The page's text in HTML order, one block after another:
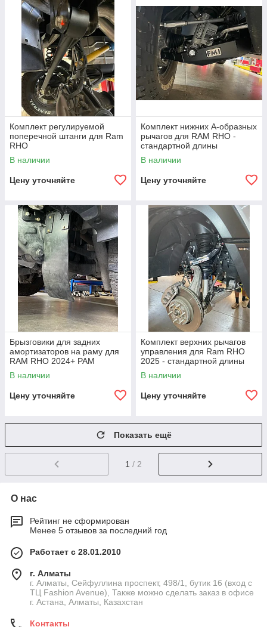
Комплект регулируемой
поперечной штанги для Ram
RHO
В наличии
Цену уточняйте
Комплект нижних А-образных
рычагов для RAM RHO -
стандартной длины
В наличии
Цену уточняйте
Брызговики для задних
амортизаторов на раму для
RAM RHO 2024+ РАМ
В наличии
Цену уточняйте
Комплект верхних рычагов
управления для Ram RHO
2025 - стандартной длины
В наличии
Цену уточняйте
Показать ещё
1 / 2
О нас
Рейтинг не сформирован
Менее 5 отзывов за последний год
Работает с 28.01.2010
г. Алматы
г. Алматы, Сейфуллина проспект, 498/1, бутик 16 (вход с
ТЦ Fashion Avenue), Также можно сделать заказ в офисе
г. Астана, Алматы, Казахстан
Контакты